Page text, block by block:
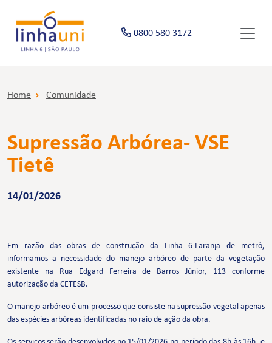
0800 580 3172
Home Comunidade
Supressão Arbórea- VSE
Tietê
14/01/2026
Em razão das obras de construção da Linha 6-Laranja de metrô,
informamos a necessidade do manejo arbóreo de parte da vegetação
existente na Rua Edgard Ferreira de Barros Júnior, 113 conforme
autorização da CETESB.
O manejo arbóreo é um processo que consiste na supressão vegetal apenas
das espécies arbóreas identificadas no raio de ação da obra.